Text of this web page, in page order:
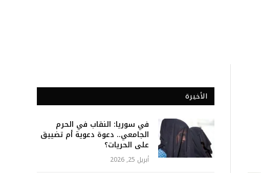
الأخيرة
في سوريا: النقاب في الحرم
الجامعي.. دعوة دعوية أم تضييق
على الحريات؟
أبريل 25, 2026